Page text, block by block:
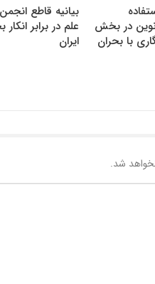
نوین در بخش
با بحران
بیانیه قاطع
علم در برابر
ایران
شد.